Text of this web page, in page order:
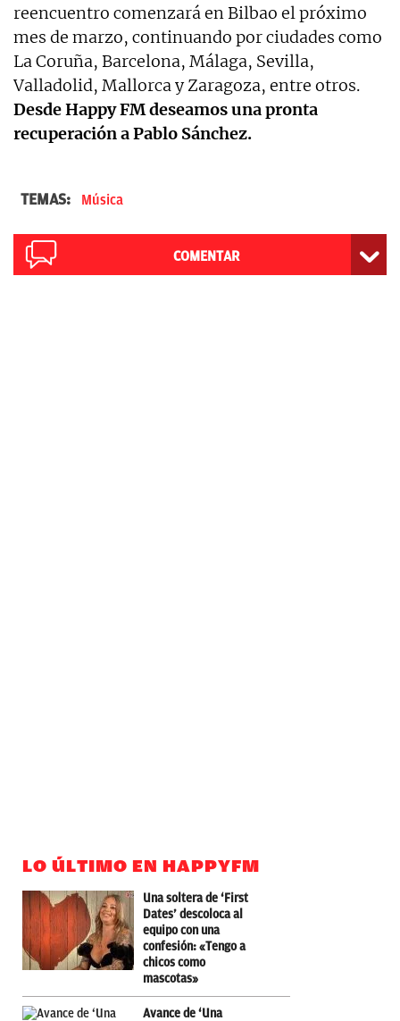
reencuentro comenzará en Bilbao el próximo
mes de marzo, continuando por ciudades como
La Coruña, Barcelona, Málaga, Sevilla,
Valladolid, Mallorca y Zaragoza, entre otros.
Desde Happy FM deseamos una pronta
recuperación a Pablo Sánchez.
TEMAS: Música
COMENTAR
LO ÚLTIMO EN HAPPYFM
Una soltera de ‘First
Dates’ descoloca al
equipo con una
confesión: «Tengo a
chicos como
mascotas»
Avance de ‘Una